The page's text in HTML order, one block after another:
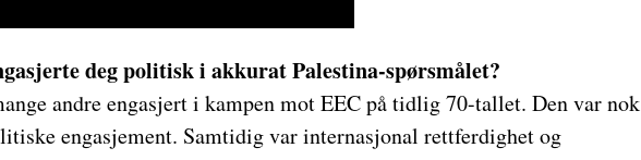
deg politisk i akkurat Palestina-spørsmålet?
andre engasjert i kampen mot EEC på tidlig 70-tallet. Den var nok
engasjement. Samtidig var internasjonal rettferdighet og